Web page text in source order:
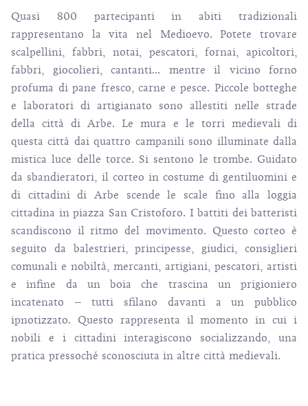
Quasi 800 partecipanti in abiti tradizionali
rappresentano la vita nel Medioevo. Potete trovare
scalpellini, fabbri, notai, pescatori, fornai, apicoltori,
fabbri, giocolieri, cantanti... mentre il vicino forno
profuma di pane fresco, carne e pesce. Piccole botteghe
e laboratori di artigianato sono allestiti nelle strade
della città di Arbe. Le mura e le torri medievali di
questa città dai quattro campanili sono illuminate dalla
mistica luce delle torce. Si sentono le trombe. Guidato
da sbandieratori, il corteo in costume di gentiluomini e
di cittadini di Arbe scende le scale fino alla loggia
cittadina in piazza San Cristoforo. I battiti dei batteristi
scandiscono il ritmo del movimento. Questo corteo è
seguito da balestrieri, principesse, giudici, consiglieri
comunali e nobiltà, mercanti, artigiani, pescatori, artisti
e infine da un boia che trascina un prigioniero
incatenato – tutti sfilano davanti a un pubblico
ipnotizzato. Questo rappresenta il momento in cui i
nobili e i cittadini interagiscono socializzando, una
pratica pressoché sconosciuta in altre città medievali.